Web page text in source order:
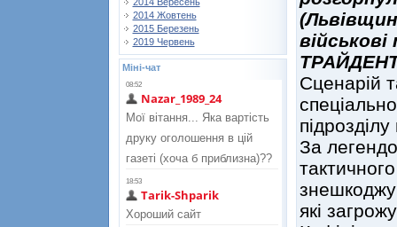
2014 Жовтень
2015 Березень
2019 Червень
Міні-чат
Сценарій
За
які